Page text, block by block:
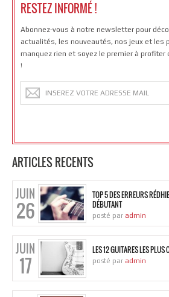
RESTEZ INFORMÉ !
Abonnez-vous à notre newsletter pour
actualités, les nouveautés, nos jeux et les
manquez rien et soyez le premier à profiter
!
ARTICLES RECENTS
JUIN
26
TOP 5 DES ERREURS
DÉBUTANT
posté par admin
JUIN
17
LES 12 GUITARES LES PLUS
posté par admin